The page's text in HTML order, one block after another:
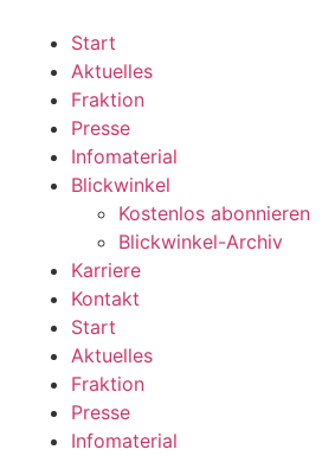
wechseln
Start
Aktuelles
Fraktion
Presse
Infomaterial
Blickwinkel
Kostenlos abonnieren
Blickwinkel-Archiv
Karriere
Kontakt
Start
Aktuelles
Fraktion
Presse
Infomaterial